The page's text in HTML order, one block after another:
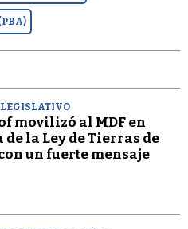
LEGISLATIVO
movilizó al MDF en
de la Ley de Tierras de
un fuerte mensaje